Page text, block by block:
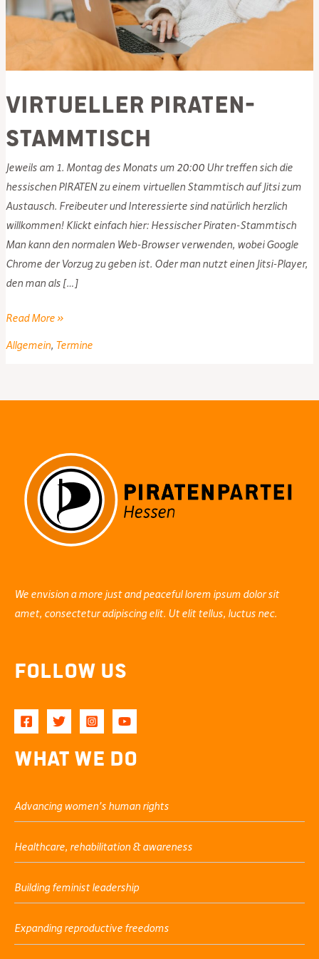
Virtueller Piraten-
Stammtisch
Jeweils am 1. Montag des Monats um 20:00 Uhr treffen sich die
hessischen PIRATEN zu einem virtuellen Stammtisch auf Jitsi zum
Austausch. Freibeuter und Interessierte sind natürlich herzlich
willkommen! Klickt einfach hier: Hessischer Piraten-Stammtisch
Man kann den normalen Web-Browser verwenden, wobei Google
Chrome der Vorzug zu geben ist. Oder man nutzt einen Jitsi-Player,
den man als […]
Virtueller
Read More »
Allgemein, Termine
We envision a more just and peaceful lorem ipsum dolor sit
amet, consectetur adipiscing elit. Ut elit tellus, luctus nec.
Follow Us
What We Do
Advancing women’s human rights
Healthcare, rehabilitation & awareness
Building feminist leadership
Expanding reproductive freedoms